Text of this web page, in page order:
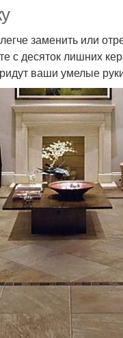
заменить или
с десяток лишних
ваши умелые